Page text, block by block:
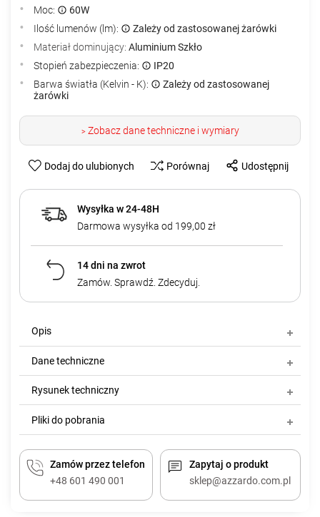
Moc:
60W
Ilość lumenów (lm):
Zależy od zastosowanej żarówki
Materiał dominujący: Aluminium Szkło
Stopień zabezpieczenia:
IP20
Barwa światła (Kelvin - K):
Zależy od zastosowanej
żarówki
>Zobacz dane techniczne i wymiary
Dodaj do ulubionych Porównaj Udostępnij
Wysyłka w 24-48H
Darmowa wysyłka od 199,00 zł
14 dni na zwrot
Zamów. Sprawdź. Zdecyduj.
Opis
Dane techniczne
Rysunek techniczny
Pliki do pobrania
Zamów przez telefon
+48 601 490 001
Zapytaj o produkt
sklep@azzardo.com.pl